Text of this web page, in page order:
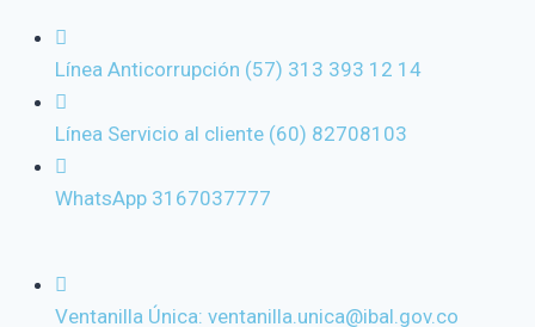
Línea Anticorrupción (57) 313 393 12 14
Línea Servicio al cliente (60) 82708103
WhatsApp 3167037777
Ventanilla Única: ventanilla.unica@ibal.gov.co